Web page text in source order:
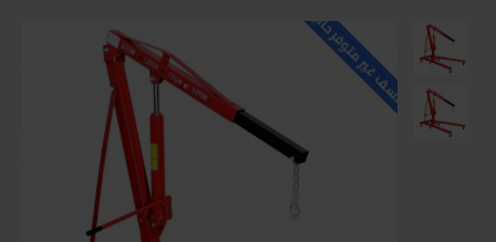
للاسف غير متوفر حاليا